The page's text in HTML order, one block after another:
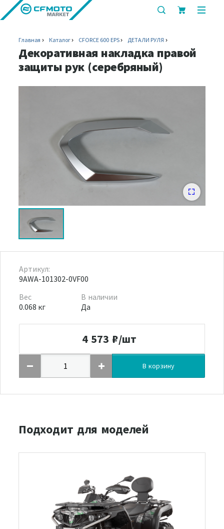
показать
строку
поиска
Главная Каталог CFORCE 600 EPS ДЕТАЛИ РУЛЯ
Декоративная накладка правой
защиты рук (серебряный)
Артикул:
9AWA-101302-0VF00
Вес
0.068 кг
В наличии
Да
4 573 ₽/шт
В корзину
Подходит для моделей